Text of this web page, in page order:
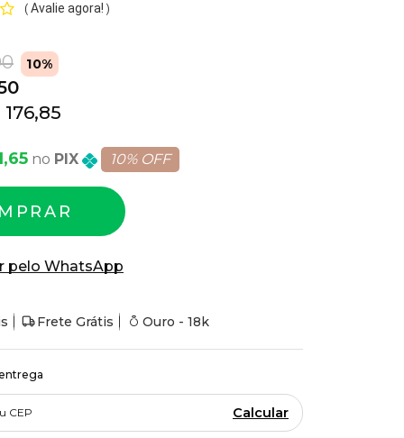
( Avalie agora! )
10%
176,85
PIX 10% OFF
pelo WhatsApp
Frete Grátis Ouro - 18k
Calcular